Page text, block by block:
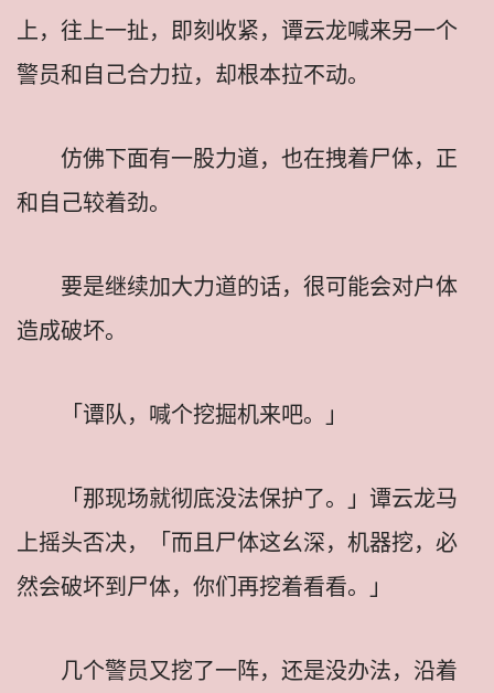
上，往上一扯，即刻收紧，谭云龙喊来另一个
警员和自己合力拉，却根本拉不动。
仿佛下面有一股力道，也在拽着尸体，正
和自己较着劲。
要是继续加大力道的话，很可能会对户体
造成破坏。
「谭队，喊个挖掘机来吧。」
「那现场就彻底没法保护了。」谭云龙马
上摇头否决，「而且尸体这幺深，机器挖，必
然会破坏到尸体，你们再挖着看看。」
几个警员又挖了一阵，还是没办法，沿着